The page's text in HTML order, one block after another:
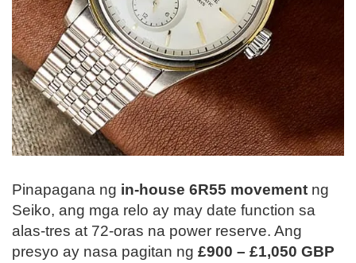
Pinapagana ng in-house 6R55 movement ng
Seiko, ang mga relo ay may date function sa
alas-tres at 72-oras na power reserve. Ang
presyo ay nasa pagitan ng £900 – £1,050 GBP